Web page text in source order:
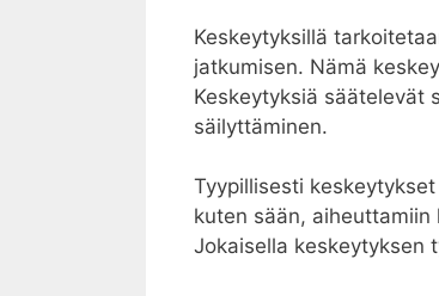
Keskeytyksillä
jatkumisen. Nämä
Keskeytyksiä säätelevät
säilyttäminen.
Tyypillisesti
kuten sään,
Jokaisella keskeytyksen